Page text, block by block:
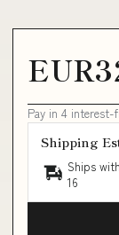
Pay in 4
Shipping
Ships
16